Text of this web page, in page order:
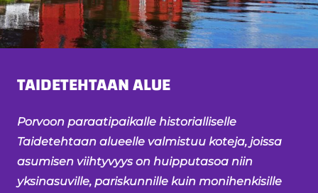
TAIDETEHTAAN ALUE
Porvoon paraatipaikalle historialliselle
Taidetehtaan alueelle valmistuu koteja, joissa
asumisen viihtyvyys on huipputasoa niin
yksinasuville, pariskunnille kuin monihenkisille